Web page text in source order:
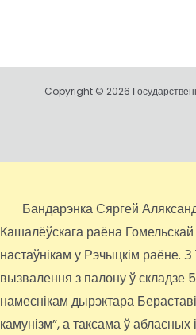
Copyright © 2026
Бандарэнка Сяргей
Кашалёўскага раёна Гомельскай
настаўнікам у Рэчыцкім раёне.
вызвалення з палону ў складзе
намеснікам дырэктара
камунізм”, а таксама ў